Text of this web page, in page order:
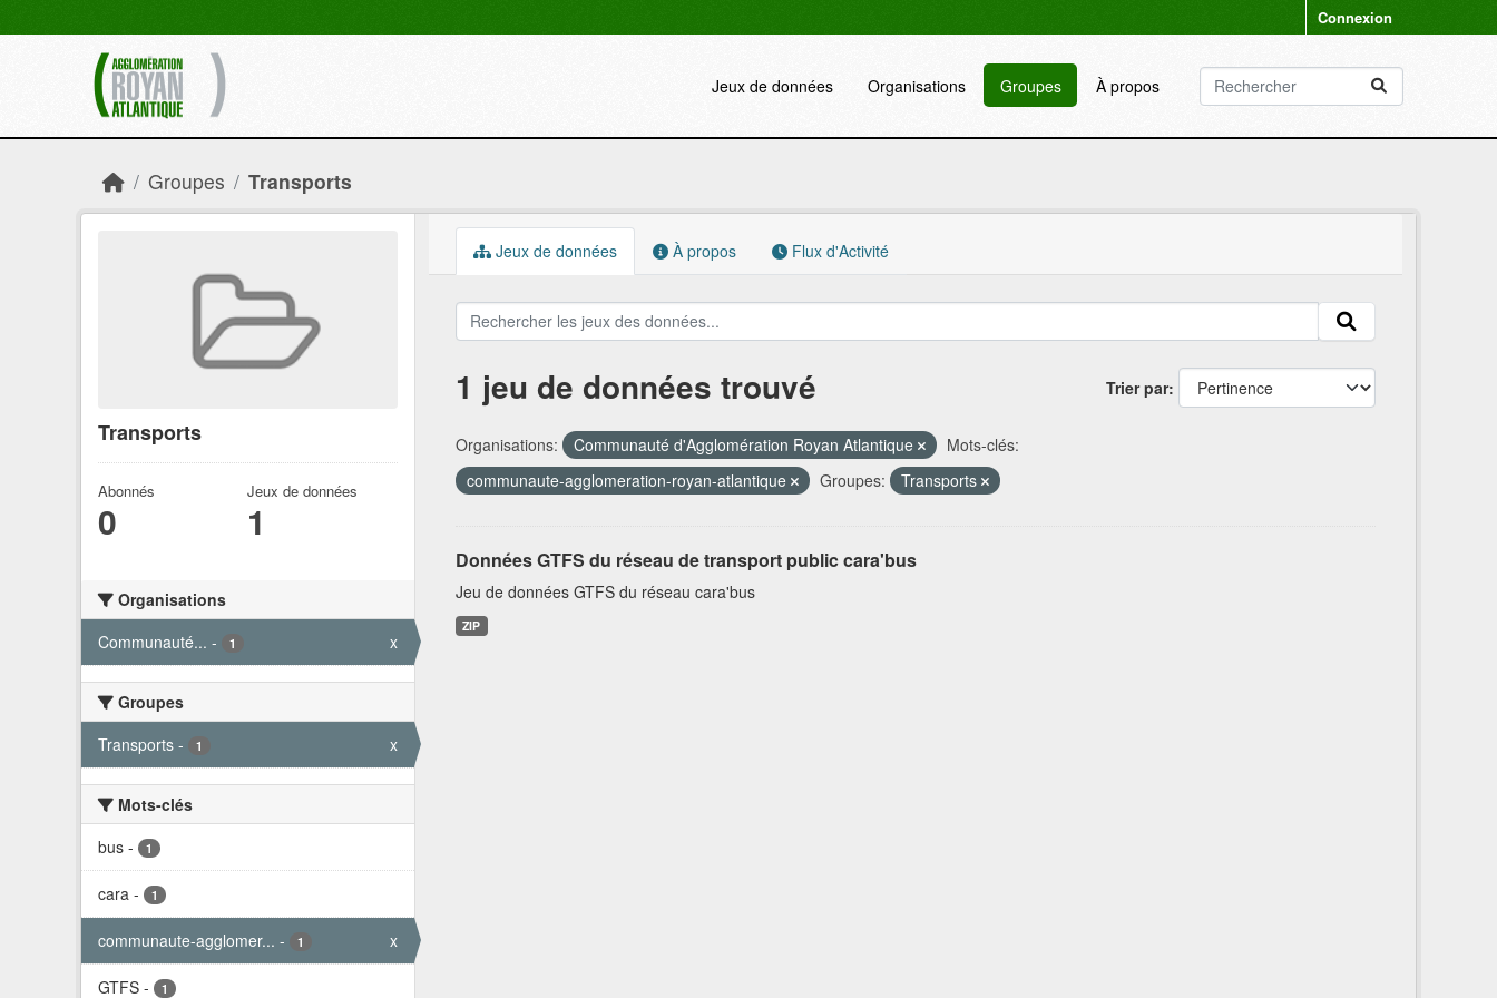
Connexion
Jeux de données Organisations Groupes À propos
Groupes Transports
Transports
Abonnés
0
Jeux de données
1
Organisations
Communauté... - 1 x
Groupes
Transports - 1 x
Mots-clés
bus - 1
cara - 1
communaute-agglomer... - 1 x
GTFS - 1
Jeux de données À propos Flux d'Activité
Trier par
1 jeu de données trouvé
Organisations: Communauté d'Agglomération Royan Atlantique
Mots-clés:
communaute-agglomeration-royan-atlantique
Groupes: Transports
Données GTFS du réseau de transport public cara'bus
Jeu de données GTFS du réseau cara'bus
ZIP